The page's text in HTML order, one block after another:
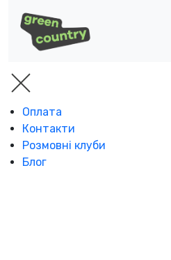
Оплата
Контакти
Розмовні клуби
Блог